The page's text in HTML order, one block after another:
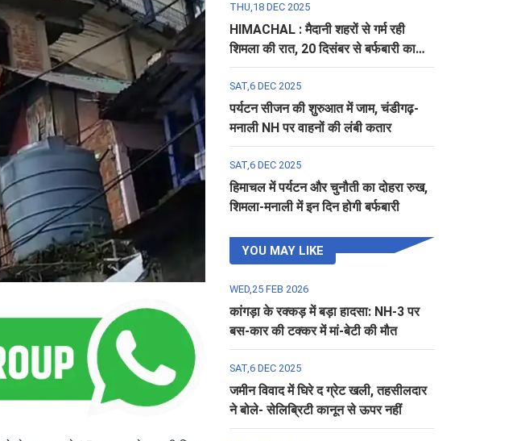
THU,18 DEC 2025
HIMACHAL : मैदानी शहरों से गर्म रही
शिमला की रात, 20 दिसंबर से बर्फबारी का
अलर्ट
SAT,6 DEC 2025
पर्यटन सीजन की शुरुआत में जाम, चंडीगढ़-
मनाली NH पर वाहनों की लंबी कतार
SAT,6 DEC 2025
हिमाचल में पर्यटन और चुनौती का दोहरा रुख,
शिमला-मनाली में इन दिन होगी बर्फबारी
YOU MAY LIKE
WED,25 FEB 2026
कांगड़ा के रक्कड़ में बड़ा हादसा: NH-3 पर
बस-कार की टक्कर में मां-बेटी की मौत
SAT,6 DEC 2025
जमीन विवाद में घिरे द ग्रेट खली, तहसीलदार
ने बोले- सेलिब्रिटी कानून से ऊपर नहीं